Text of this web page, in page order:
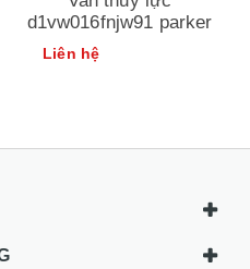
d1vw016fnjw91 parker
Liên hệ